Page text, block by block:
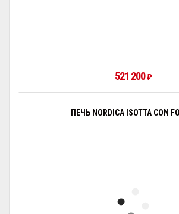
521 200₽
ПЕЧЬ NORDICA ISOTTA CON